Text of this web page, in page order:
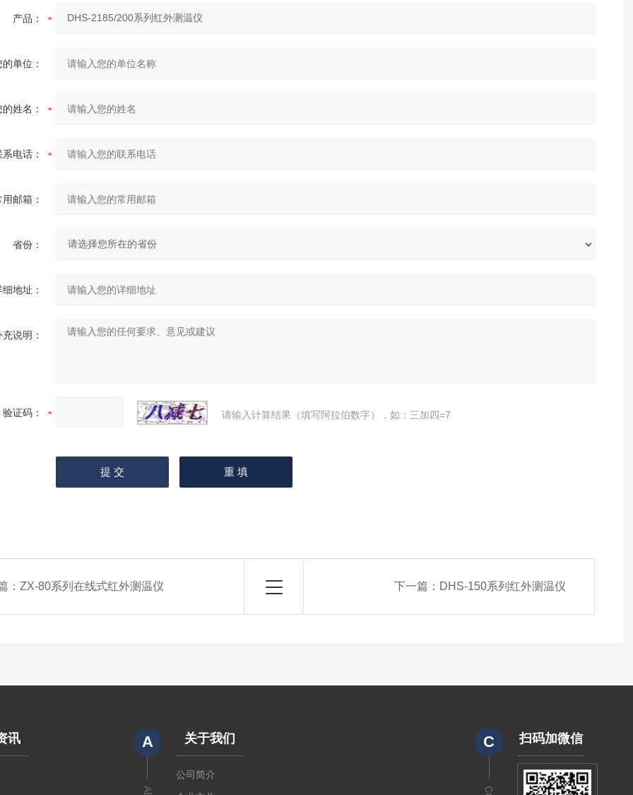
产品：
的单位：
的姓名：
系电话：
用邮箱：
省份：
细地址：
充说明：
验证码： 请输入计算结果（填写阿拉伯数字），如：三加四=7
：ZX-80系列在线式红外测温仪 下一篇： DHS-150系列红外测温仪
讯 A 关于我们
公司简介
C 扫码加微信